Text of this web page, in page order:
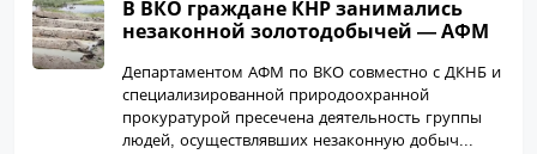
В ВКО граждане КНР занимались
незаконной золотодобычей — АФМ
Департаментом АФМ по ВКО совместно с ДКНБ и
специализированной природоохранной
прокуратурой пресечена деятельность группы
людей, осуществлявших незаконную добыч...